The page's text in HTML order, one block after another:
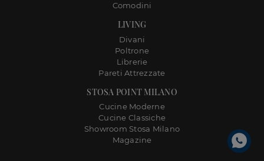
STOSA POINT MILANO
Cucine Moderne
Cucine Classiche
Showroom Stosa Milano
Magazine
LIVING
Divani
Poltrone
Librerie
Pareti Attrezzate
Comodini